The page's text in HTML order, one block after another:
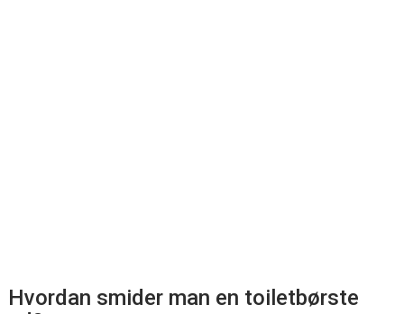
Hvordan smider man en toiletbørste